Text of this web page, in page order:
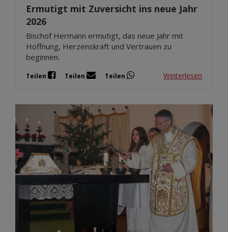
Ermutigt mit Zuversicht ins neue Jahr
2026
Bischof Hermann ermutigt, das neue Jahr mit
Hoffnung, Herzenskraft und Vertrauen zu
beginnen.
Teilen Teilen Teilen Weiterlesen